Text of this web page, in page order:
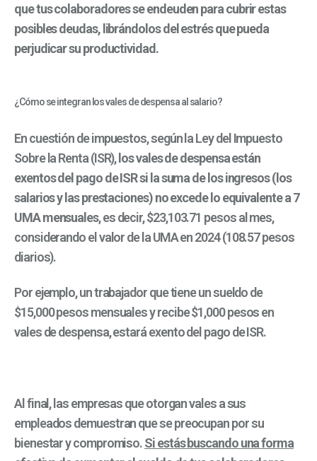
que tus colaboradores se endeuden para cubrir estas
posibles deudas, librándolos del estrés que pueda
perjudicar su productividad.
¿Cómo se integran los vales de despensa al salario?
En cuestión de impuestos, según la Ley del Impuesto
Sobre la Renta (ISR), los vales de despensa están
exentos del pago de ISR si la suma de los ingresos (los
salarios y las prestaciones) no excede lo equivalente a 7
UMA mensuales, es decir, $23,103.71 pesos al mes,
considerando el valor de la UMA en 2024 (108.57pesos
diarios).
Por ejemplo, un trabajador que tiene un sueldo de
$15,000 pesos mensuales y recibe $1,000 pesos en
vales de despensa, estará exento del pago de ISR.
Al final, las empresas que otorgan vales a sus
empleados demuestran que se preocupan por su
bienestar y compromiso.Si estás buscando una forma